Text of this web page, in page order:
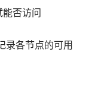
否访问
录各节点的可用